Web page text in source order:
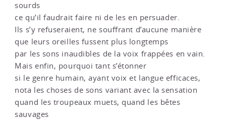
sourds
ce qu’il faudrait faire ni de les en persuader.
Ils s’y refuseraient, ne souffrant d’aucune manière
que leurs oreilles fussent plus longtemps
par les sons inaudibles de la voix frappées en vain.
Mais enfin, pourquoi tant s’étonner
si le genre humain, ayant voix et langue efficaces,
nota les choses de sons variant avec la sensation
quand les troupeaux muets, quand les bêtes
sauvages